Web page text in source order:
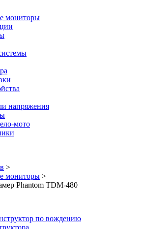
мониторы
напряжения
мото
>
мониторы >
Phantom TDM-480
по вождению